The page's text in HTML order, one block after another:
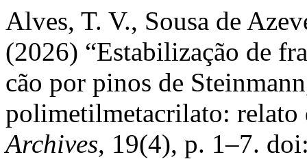
Alves, T. V., Sousa de
(2026) “Estabilização de
cão por pinos de
polimetilmetacrilato: relato
Archives, 19(4), p. 1–7.